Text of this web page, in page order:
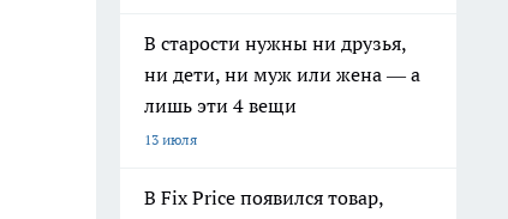
В старости нужны ни друзья,
ни дети, ни муж или жена — а
лишь эти 4 вещи
13 июля
В Fix Price появился товар,